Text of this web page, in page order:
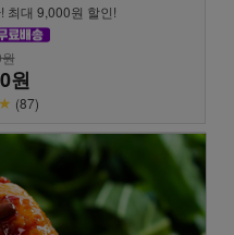
대 9,000원 할인!
원
(87)